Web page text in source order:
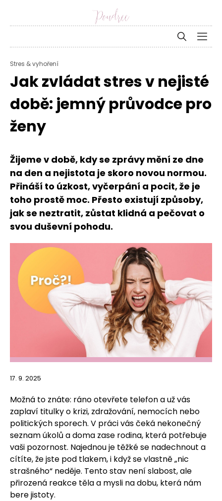
Stres & vyhoření
Jak zvládat stres v nejisté
době: jemný průvodce pro
ženy
Žijeme v době, kdy se zprávy mění ze dne
na den a nejistota je skoro novou normou.
Přináší to úzkost, vyčerpání a pocit, že je
toho prostě moc. Přesto existují způsoby,
jak se neztratit, zůstat klidná a pečovat o
svou duševní pohodu.
17. 9. 2025
Možná to znáte: ráno otevřete telefon a už vás
zaplaví titulky o krizi, zdražování, nemocích nebo
politických sporech. V práci vás čeká nekonečný
seznam úkolů a doma zase rodina, která potřebuje
vaši pozornost. Najednou je těžké se nadechnout a
cítíte, že jste pod tlakem, i když se vlastně „nic
strašného“ neděje. Tento stav není slabost, ale
přirozená reakce těla a mysli na dobu, která nám
bere jistoty.